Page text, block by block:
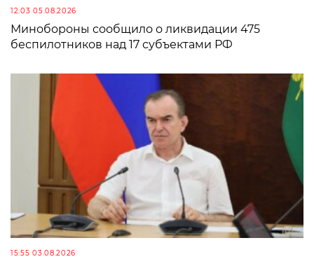
12:03 05.08.2026
Минобороны сообщило о ликвидации 475
беспилотников над 17 субъектами РФ
15:55 03.08.2026